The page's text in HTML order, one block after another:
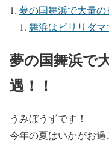
夢の国舞浜で大量の
舞浜はビリリダマ
夢の国舞浜で
遇！！
うみぼうずです！
今年の夏はいかがお過